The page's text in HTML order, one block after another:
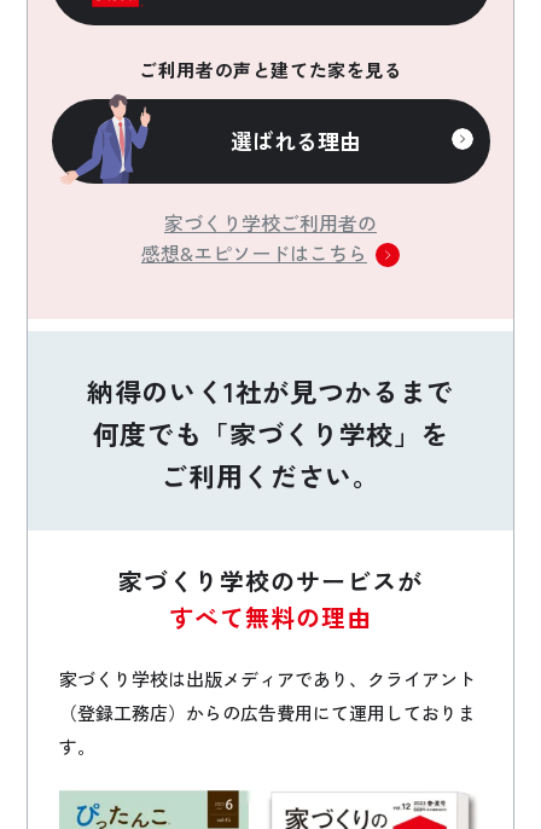
家づくり学校ご利用者の
感想&エピソードはこちら
ご利用者の声と建てた家を見る
選ばれる理由
納得のいく1社が見つかるまで
何度でも「家づくり学校」を
ご利用ください。
家づくり学校のサービスが
すべて無料の理由
家づくり学校は出版メディアであり、クライアント
（登録工務店）からの広告費用にて運用しておりま
す。